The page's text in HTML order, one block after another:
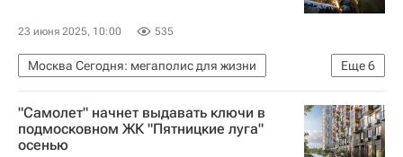
23 июня 2025, 10:00 535
Еще6
Москва Сегодня: мегаполис для жизни
Москва
Город: детали – РИА Недвижимость
Городское хозяйство Москвы
Комплекс городского хозяйства Москвы
"Самолет" начнет выдавать ключи в
подмосковном ЖК "Пятницкие луга"
осенью